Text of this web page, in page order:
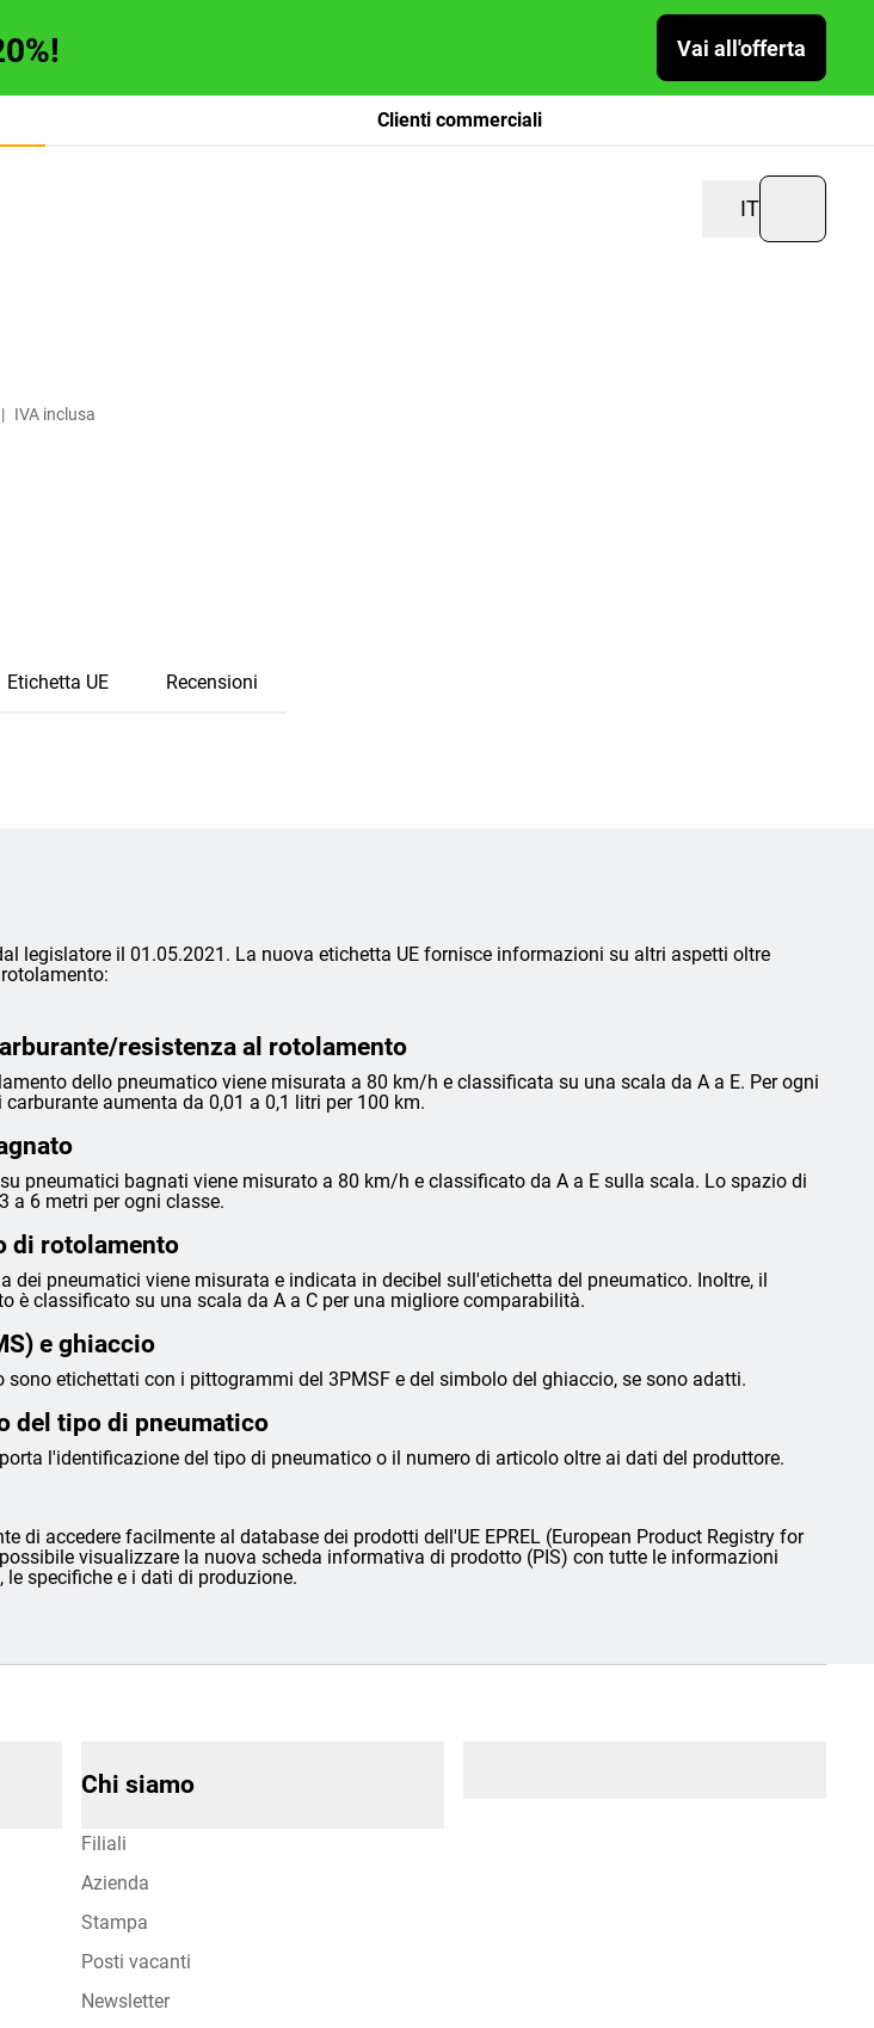
Vai all'offerta
Clienti commerciali
IT
| IVA inclusa
Etichetta UE Recensioni
legislatore il 01.05.2021. La nuova etichetta UE fornisce informazioni su altri aspetti oltre
resistenza al rotolamento
dello pneumatico viene misurata a 80 km/h e classificata su una scala da A a E. Per ogni
aumenta da 0,01 a 0,1 litri per 100 km.
pneumatici bagnati viene misurato a 80 km/h e classificato da A a E sulla scala. Lo spazio di
a 6 metri per ogni classe.
di rotolamento
dei pneumatici viene misurata e indicata in decibel sull'etichetta del pneumatico. Inoltre, il
è classificato su una scala da A a C per una migliore comparabilità.
e ghiaccio
sono etichettati con i pittogrammi del 3PMSF e del simbolo del ghiaccio, se sono adatti.
del tipo di pneumatico
l'identificazione del tipo di pneumatico o il numero di articolo oltre ai dati del produttore.
di accedere facilmente al database dei prodotti dell'UE EPREL (European Product Registry for
visualizzare la nuova scheda informativa di prodotto (PIS) con tutte le informazioni
specifiche e i dati di produzione.
Chi siamo
Filiali
Azienda
Stampa
Posti vacanti
Newsletter